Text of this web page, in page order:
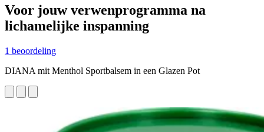
Voor jouw verwenprogramma na
lichamelijke inspanning
1 beoordeling
DIANA mit Menthol Sportbalsem in een Glazen Pot